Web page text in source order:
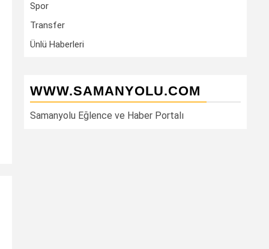
Spor
Transfer
Ünlü Haberleri
WWW.SAMANYOLU.COM
Samanyolu Eğlence ve Haber Portalı